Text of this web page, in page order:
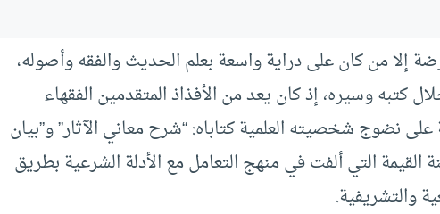
إلا من كان على دراية واسعة بعلم الحديث والفقه وأصوله،
كتبه وسيره، إذ كان يعد من الأفذاذ المتقدمين الفقهاء
على نضوج شخصيته العلمية كتاباه: “شرح معاني الآثار” و”بيان
القيمة التي ألفت في منهج التعامل مع الأدلة الشرعية بطريق
والتشريفية.